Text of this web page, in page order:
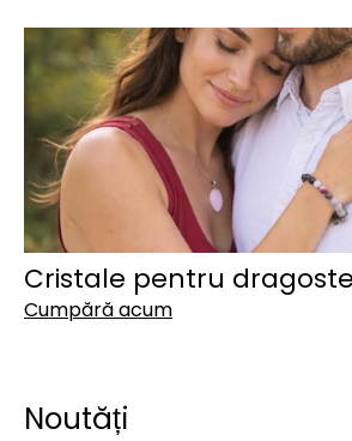
Cristale pentru
Cumpără acum
Noutăți